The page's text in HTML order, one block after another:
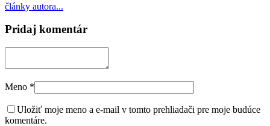
články autora...
Pridaj komentár
Meno *
Uložiť moje meno a e-mail v tomto prehliadači pre moje budúce
komentáre.